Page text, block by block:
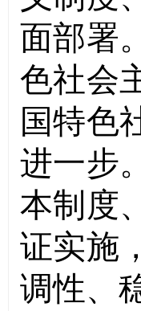
面部署
色社会
国特色
进一步
本制度
证实施
调性、